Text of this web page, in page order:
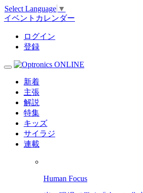
Select Language ▼
イベントカレンダー
ログイン
登録
新着
主張
解説
特集
キッズ
サイラジ
連載
Human Focus